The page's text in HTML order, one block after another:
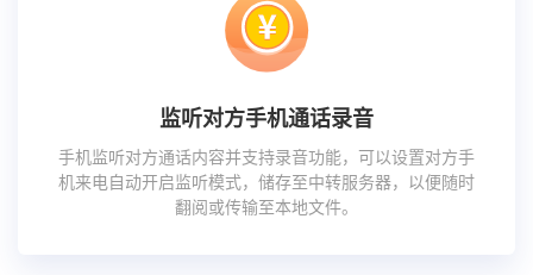
监听对方手机通话录音
手机监听对方通话内容并支持录音功能，可以设置对方手
机来电自动开启监听模式，储存至中转服务器，以便随时
翻阅或传输至本地文件。